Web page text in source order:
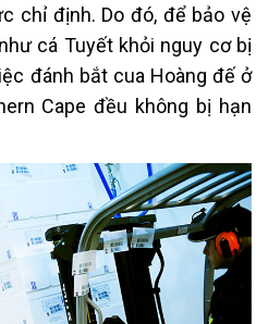
chỉ định. Do đó, để bảo vệ
cá Tuyết khỏi nguy cơ bị
đánh bắt cua Hoàng đế ở
Cape đều không bị hạn